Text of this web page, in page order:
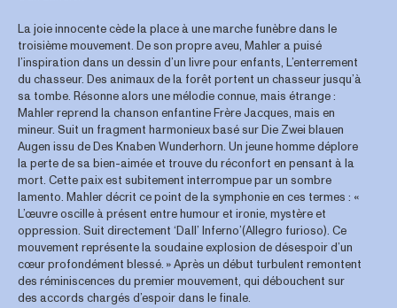
La joie innocente cède la place à une marche funèbre dans le
troisième mouvement. De son propre aveu, Mahler a puisé
l’inspiration dans un dessin d’un livre pour enfants, L’enterrement
du chasseur. Des animaux de la forêt portent un chasseur jusqu’à
sa tombe. Résonne alors une mélodie connue, mais étrange :
Mahler reprend la chanson enfantine Frère Jacques, mais en
mineur. Suit un fragment harmonieux basé sur Die Zwei blauen
Augen issu de Des Knaben Wunderhorn. Un jeune homme déplore
la perte de sa bien-aimée et trouve du réconfort en pensant à la
mort. Cette paix est subitement interrompue par un sombre
lamento. Mahler décrit ce point de la symphonie en ces termes : «
L’œuvre oscille à présent entre humour et ironie, mystère et
oppression. Suit directement ‘Dall’ Inferno’(Allegro furioso). Ce
mouvement représente la soudaine explosion de désespoir d’un
cœur profondément blessé. » Après un début turbulent remontent
des réminiscences du premier mouvement, qui débouchent sur
des accords chargés d’espoir dans le finale.